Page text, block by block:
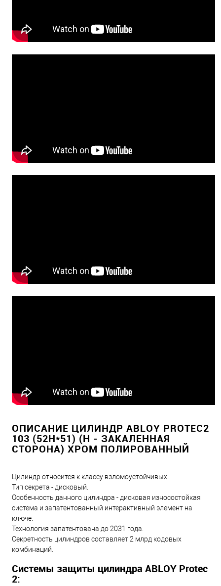
ОПИСАНИЕ ЦИЛИНДР ABLOY PROTEC2
103 (52H*51) (H - ЗАКАЛЕННАЯ
СТОРОНА) ХРОМ ПОЛИРОВАННЫЙ
Цилиндр относится к классу взломоустойчивых.
Тип секрета - дисковый.
Особенность данного цилиндра - дисковая износостойкая
система и запатентованный интерактивный элемент на
ключе.
Технология запатентована до 2031 года.
Секретность цилиндров составляет 2 млрд кодовых
комбинаций.
Системы защиты цилиндра ABLOY Protec
2: